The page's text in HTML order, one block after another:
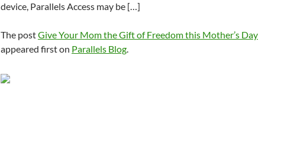
device, Parallels Access may be […]
The postGive Your Mom the Gift of Freedom this Mother’s Day
appeared first on Parallels Blog.